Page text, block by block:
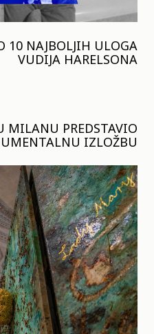
10 NAJBOLJIH ULOGA
VUDIJA HARELSONA
MILANU PREDSTAVIO
IZLOŽBU